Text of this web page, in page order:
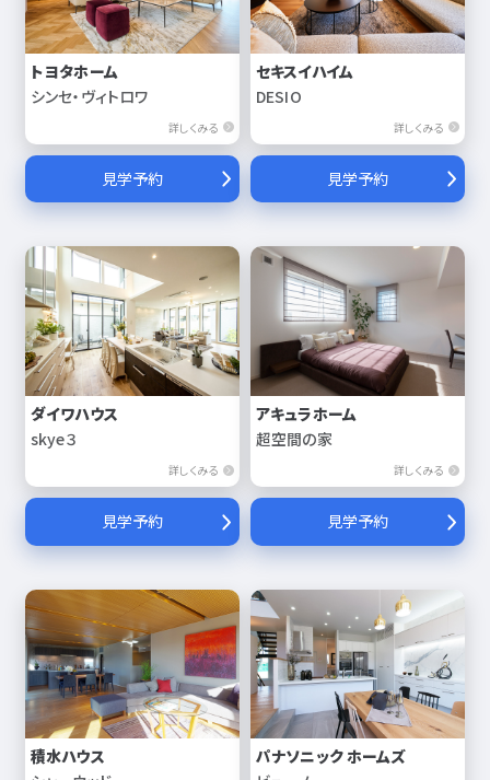
トヨタホーム
シンセ・ヴィトロワ
詳しくみる
見学予約
セキスイハイム
DESIO
詳しくみる
見学予約
ダイワハウス
skye３
詳しくみる
見学予約
アキュラホーム
超空間の家
詳しくみる
見学予約
積水ハウス
パナソニック ホームズ